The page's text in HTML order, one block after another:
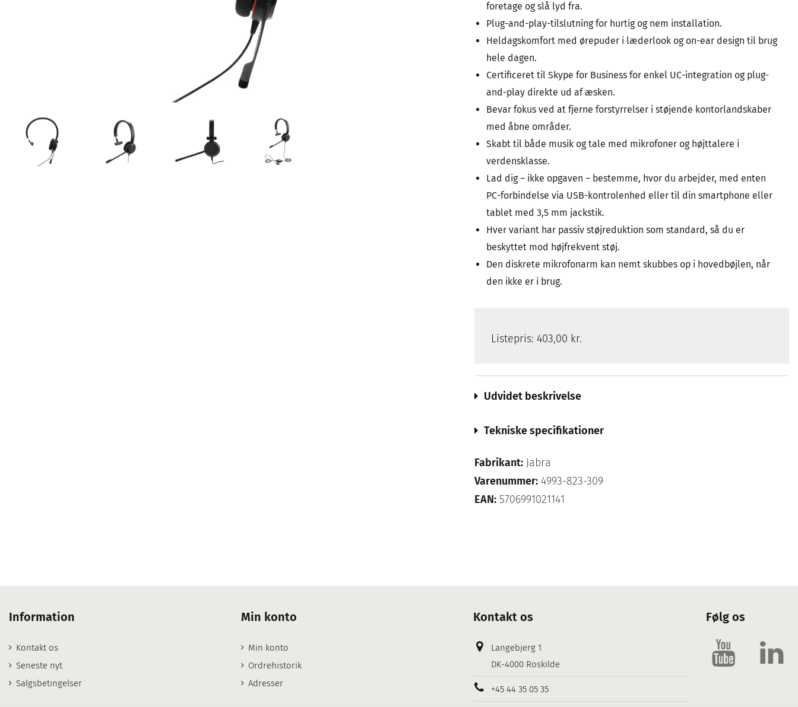
foretage og slå lyd fra.
Plug-and-play-tilslutning for hurtig og nem installation.
Heldagskomfort med ørepuder i læderlook og on-ear design til brug
hele dagen.
Certificeret til Skype for Business for enkel UC-integration og plug-
and-play direkte ud af æsken.
Bevar fokus ved at fjerne forstyrrelser i støjende kontorlandskaber
med åbne områder.
Skabt til både musik og tale med mikrofoner og højttalere i
verdensklasse.
Lad dig – ikke opgaven – bestemme, hvor du arbejder, med enten
PC-forbindelse via USB-kontrolenhed eller til din smartphone eller
tablet med 3,5 mm jackstik.
Hver variant har passiv støjreduktion som standard, så du er
beskyttet mod højfrekvent støj.
Den diskrete mikrofonarm kan nemt skubbes op i hovedbøjlen, når
den ikke er i brug.
Listepris: 403,00 kr.
Udvidet beskrivelse
Tekniske specifikationer
Fabrikant: Jabra
Varenummer: 4993-823-309
EAN: 5706991021141
Information
Kontakt os
Seneste nyt
Salgsbetingelser
Min konto
Min konto
Ordrehistorik
Adresser
Kontakt os
Langebjerg 1
DK-4000 Roskilde
+45 44 35 05 35
Følg os